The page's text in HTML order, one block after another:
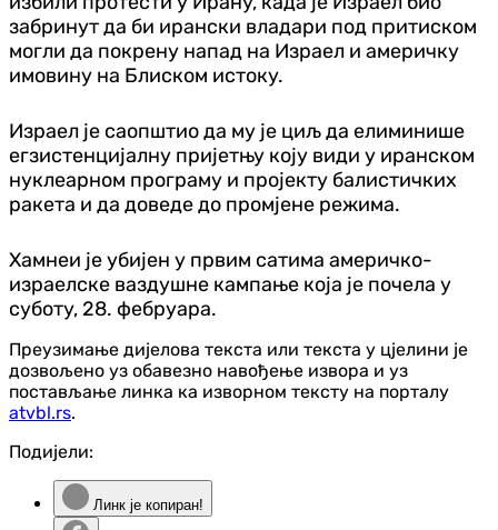
забринут да би ирански владари под притиском
могли да покрену напад на Израел и америчку
имовину на Блиском истоку.
Израел је саопштио да му је циљ да елиминише
егзистенцијалну пријетњу коју види у иранском
нуклеарном програму и пројекту балистичких
ракета и да доведе до промјене режима.
Хамнеи је убијен у првим сатима америчко-
израелске ваздушне кампање која је почела у
суботу, 28. фебруара.
Преузимање дијелова текста или текста у цјелини је
дозвољено уз обавезно навођење извора и уз
постављање линка ка изворном тексту на порталу
atvbl.rs.
Подијели:
Линк је копиран!